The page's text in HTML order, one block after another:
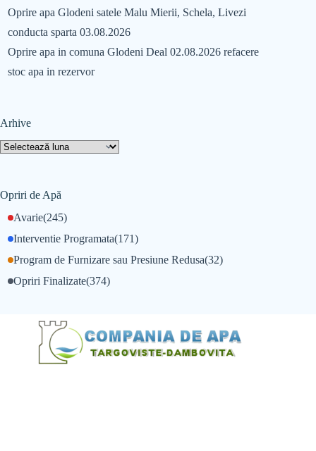
Oprire apa Glodeni satele Malu Mierii, Schela, Livezi
conducta sparta 03.08.2026
Oprire apa in comuna Glodeni Deal 02.08.2026 refacere
stoc apa in rezervor
Arhive
Opriri de Apă
Avarie(245)
Interventie Programata(171)
Opriri Finalizate(374)
Program de Furnizare sau Presiune Redusa(32)